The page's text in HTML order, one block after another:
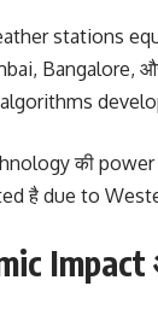
stations
Bangalore,
की
है due to